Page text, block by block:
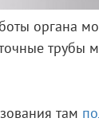
органа
трубы
там